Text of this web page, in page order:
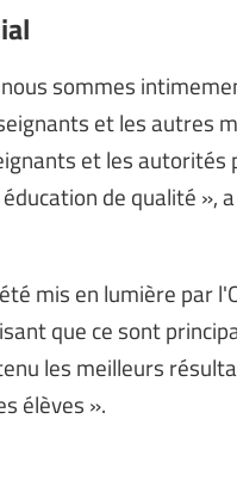
sommes
et les autres
et les autorités
de qualité »,
mis en lumière par
que ce sont
les meilleurs
élèves ».